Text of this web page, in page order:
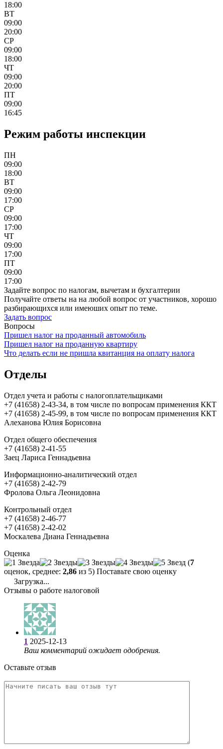
18:00
ВТ
09:00
20:00
СР
09:00
18:00
ЧТ
09:00
20:00
ПТ
09:00
16:45
Режим работы инспекции
ПН
09:00
18:00
ВТ
09:00
17:00
СР
09:00
17:00
ЧТ
09:00
17:00
ПТ
09:00
17:00
Задайте вопрос по налогам, вычетам и бухгалтерии
Получайте ответы на на любой вопрос от участников, хорошо
разбирающихся или имеюших опыт по теме.
Задать вопрос
Вопросы
Пришел налог на проданный автомобиль
Пришел налог на проданную квартиру
Что делать если не пришла квитанция на оплату налога
Отделы
Отдел учета и работы с налогоплательщиками
+7 (41658) 2-43-34, в том числе по вопросам применения ККТ
+7 (41658) 2-45-99, в том числе по вопросам применения ККТ
Алеханова Юлия Борисовна
Отдел общего обеспечения
+7 (41658) 2-41-55
Заец Лариса Геннадьевна
Информационно-аналитический отдел
+7 (41658) 2-42-79
Фролова Ольга Леонидовна
Контрольный отдел
+7 (41658) 2-46-77
+7 (41658) 2-42-02
Москалева Диана Геннадьевна
Оценка
(7
оценок, среднее: 2,86 из 5) Поставьте свою оценку
Загрузка...
Отзывы о работе налоговой
1 2025-12-13
Ваш комментарий ожидает одобрения.
Оставьте отзыв